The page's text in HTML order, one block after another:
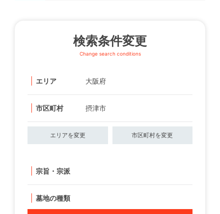
検索条件変更
Change search conditions
エリア 大阪府
市区町村 摂津市
エリアを変更 市区町村を変更
宗旨・宗派
墓地の種類